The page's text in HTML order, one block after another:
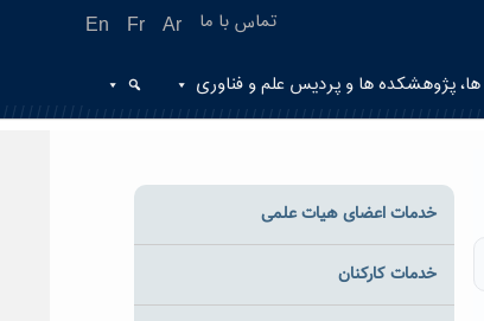
En Fr Ar تماس با ما
پژوهشکده ها و پردیس علم و فناوری
خدمات اعضای هیات علمی
خدمات کارکنان